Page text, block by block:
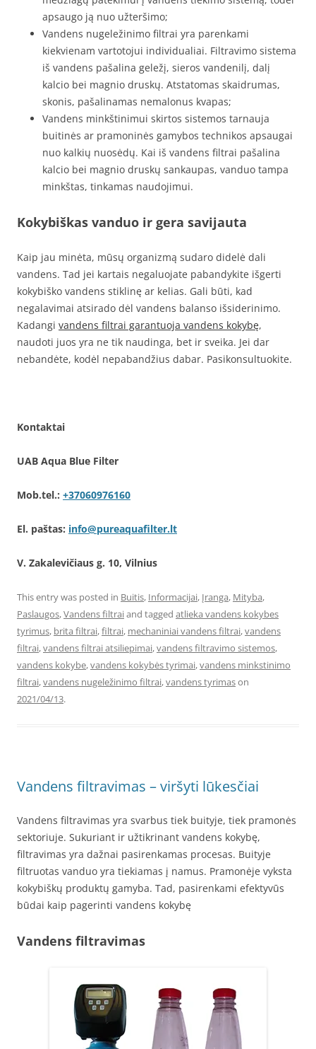
apsaugo ją nuo užteršimo;
Vandens nugeležinimo filtrai yra parenkami
kiekvienam vartotojui individualiai. Filtravimo sistema
iš vandens pašalina geležį, sieros vandenilį, dalį
kalcio bei magnio druskų. Atstatomas skaidrumas,
skonis, pašalinamas nemalonus kvapas;
Vandens minkštinimui skirtos sistemos tarnauja
buitinės ar pramoninės gamybos technikos apsaugai
nuo kalkių nuosėdų. Kai iš vandens filtrai pašalina
kalcio bei magnio druskų sankaupas, vanduo tampa
minkštas, tinkamas naudojimui.
Kokybiškas vanduo ir gera savijauta
Kaip jau minėta, mūsų organizmą sudaro didelė dali
vandens. Tad jei kartais negaluojate pabandykite išgerti
kokybiško vandens stiklinę ar kelias. Gali būti, kad
negalavimai atsirado dėl vandens balanso išsiderinimo.
Kadangi vandens filtrai garantuoja vandens kokybę,
naudoti juos yra ne tik naudinga, bet ir sveika. Jei dar
nebandėte, kodėl nepabandžius dabar. Pasikonsultuokite.
Kontaktai
UAB Aqua Blue Filter
Mob.tel.: +37060976160
El. paštas: info@pureaquafilter.lt
V. Zakalevičiaus g. 10, Vilnius
This entry was posted in Buitis, Informacijai, Įranga, Mityba,
Paslaugos,Vandens filtraiand tagged atlieka vandens kokybes
tyrimus, brita filtrai,filtrai, mechaniniai vandens filtrai,vandens
filtrai,vandens filtrai atsiliepimai,vandens filtravimo sistemos,
vandens kokybe,vandens kokybės tyrimai,vandens minkstinimo
filtrai,vandens nugeležinimo filtrai,vandens tyrimason
2021/04/13.
Vandens filtravimas – viršyti lūkesčiai
Vandens filtravimas yra svarbus tiek buityje, tiek pramonės
sektoriuje. Sukuriant ir užtikrinant vandens kokybę,
filtravimas yra dažnai pasirenkamas procesas. Buityje
filtruotas vanduo yra tiekiamas į namus. Pramonėje vyksta
kokybiškų produktų gamyba. Tad, pasirenkami efektyvūs
būdai kaip pagerinti vandens kokybę
Vandens filtravimas